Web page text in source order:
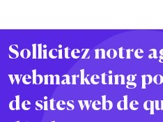
Sollicitez notre
webmarketing
de sites web de